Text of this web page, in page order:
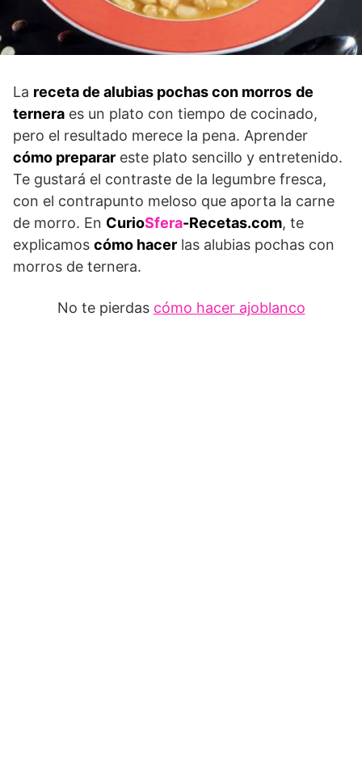
La receta de alubias pochas con morros de
ternera es un plato con tiempo de cocinado,
pero el resultado merece la pena. Aprender
cómo preparar este plato sencillo y entretenido.
Te gustará el contraste de la legumbre fresca,
con el contrapunto meloso que aporta la carne
de morro. En CurioSfera-Recetas.com, te
explicamos cómo hacer las alubias pochas con
morros de ternera.
No te pierdas cómo hacer ajoblanco